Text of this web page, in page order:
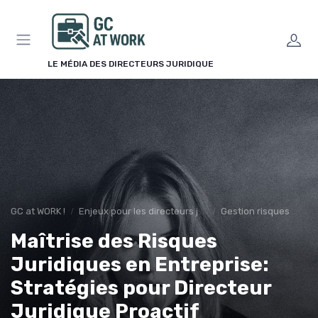
LE MÉDIA DES DIRECTEURS JURIDIQUE
GC at WORK ! Enjeux pour les directeurs juridiques Gestion risques
Maîtrise des Risques
Juridiques en Entreprise:
Stratégies pour Directeur
Juridique Proactif